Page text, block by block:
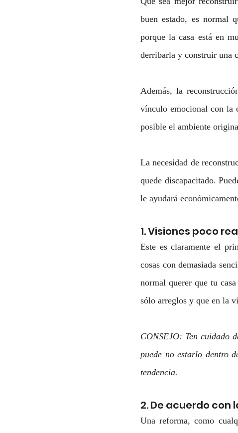
buen estado, es normal
porque la casa está en
derribarla y construir una
Además, la
vínculo emocional con la
posible el ambiente
La necesidad de
quede discapacitado.
le ayudará
1. Visiones poco
Este es claramente el
cosas con demasiada
normal querer que tu
sólo arreglos y que en la
CONSEJO: Ten cuidado
puede no estarlo dentro
tendencia.
2. De acuerdo con
Una reforma, como